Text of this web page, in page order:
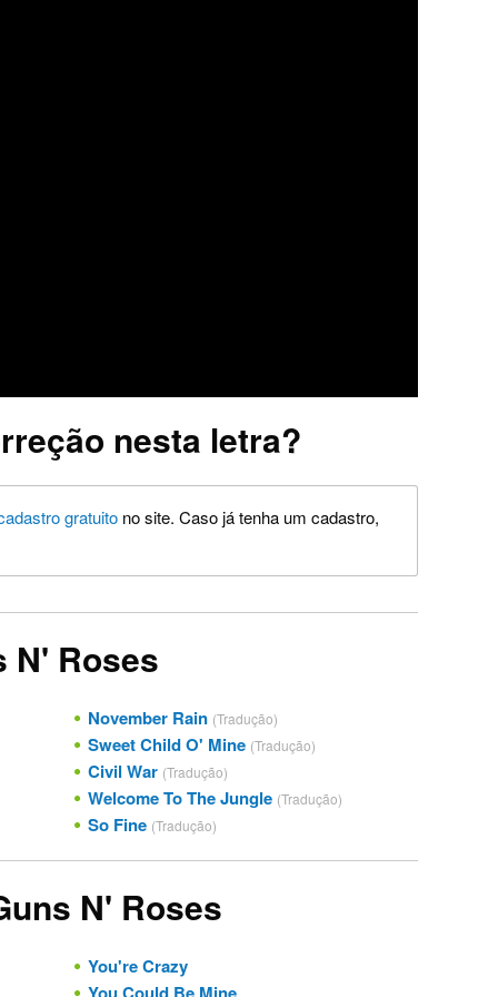
nesta letra?
gratuito no site. Caso já tenha um cadastro,
N' Roses
November Rain (Tradução)
Sweet Child O' Mine (Tradução)
Civil War (Tradução)
Welcome To The Jungle (Tradução)
So Fine (Tradução)
N' Roses
You're Crazy